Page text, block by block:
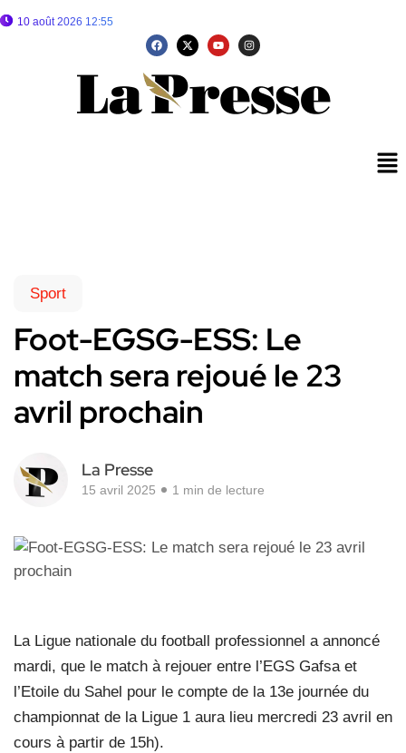
10 août 2026 12:55
Sport
Foot-EGSG-ESS: Le
match sera rejoué le 23
avril prochain
La Presse
15 avril 2025 1 min de lecture
La Ligue nationale du football professionnel a annoncé
mardi, que le match à rejouer entre l’EGS Gafsa et
l’Etoile du Sahel pour le compte de la 13e journée du
championnat de la Ligue 1 aura lieu mercredi 23 avril en
cours à partir de 15h).